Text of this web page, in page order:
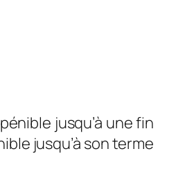
jusqu’à une fin
jusqu’à son terme